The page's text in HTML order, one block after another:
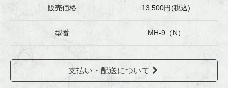
販売価格 13,500円(税込)
型番 MH-9（N）
支払い・配送について